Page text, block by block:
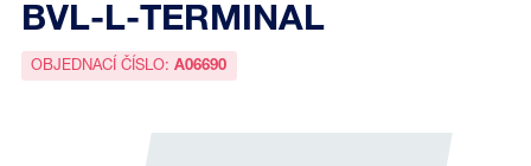
BVL-L-TERMINAL
OBJEDNACÍ ČÍSLO:A06690